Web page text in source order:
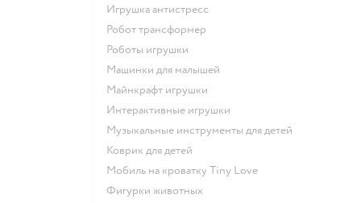
Игрушка антистресс
Робот трансформер
Роботы игрушки
Машинки для малышей
Майнкрафт игрушки
Интерактивные игрушки
Музыкальные инструменты для детей
Коврик для детей
Мобиль на кроватку Tiny Love
Фигурки животных